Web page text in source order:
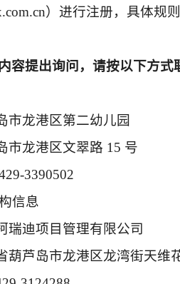
）进行注册，具体规
容提出询问，请按以下方式
市龙港区第二幼儿园
市龙港区文翠路 15 号
3390502
信息
瑞迪项目管理有限公司
葫芦岛市龙港区龙湾街天维